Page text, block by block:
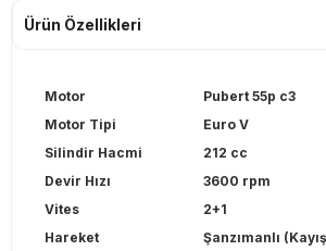
Ürün Özellikleri
Motor
Pubert 55p c3
Motor Tipi
Euro V
Silindir Hacmi
212 cc
Devir Hızı
3600 rpm
Vites
2+1
Hareket
Şanzımanlı